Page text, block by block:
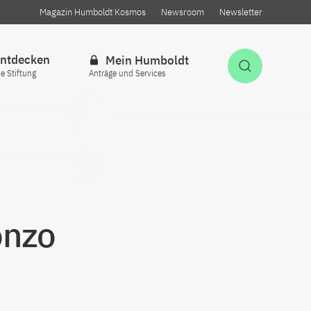
Magazin Humboldt Kosmos Newsroom Newsletter
Stiftung
Mein Humboldt
Anträge und Services